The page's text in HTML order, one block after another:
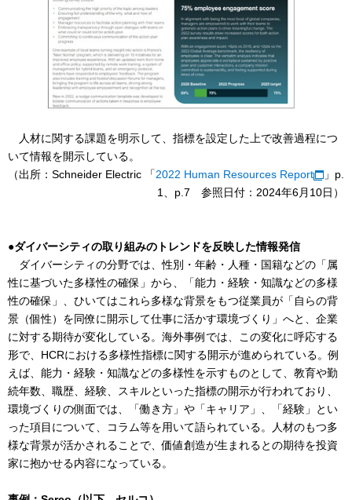
人材に関する課題を明示して、指標を設定した上で改善過程につ
いて情報を開示している。
（出所：Schneider Electric 「2022 Human Resources Report
」p.
1、p.7 参照日付：2024年6月10日）
●ダイバーシティの取り組みのトレンドを反映した情報発信
ダイバーシティの分野では、性別・年齢・人種・国籍などの「属
性に基づいた多様性の確保」から、「能力・経験・知識などの多様
性の確保」、ひいてはこれら多様な背景をもつ従業員が「自らの背
景（個性）を同僚に開示して仕事に活かす環境づくり」へと、企業
に対する期待が変化している。海外事例では、この変化に呼応する
形で、HCRにおける多様性指標に関する開示が進められている。例
えば、能力・経験・知識などの多様性を示すものとして、教育や勤
続年数、職歴、経験、スキルといった指標の開示が行われており、
環境づくりの側面では、「働き方」や「キャリア」、「経験」とい
った項目について、コラム等を用いて語られている。人材のもつ多
様な背景が活かされることで、価値創造が生まれるとの期待を投資
家に抱かせる内容になっている。